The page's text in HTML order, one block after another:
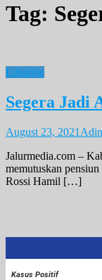
Tag:
Lifestyle
Segera Jadi
August 23, 2021
Jalurmedia.com –
memutuskan
Rossi Hamil […]